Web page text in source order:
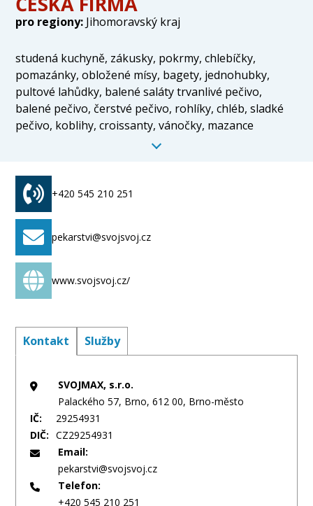
pro regiony: Jihomoravský kraj
studená kuchyně, zákusky, pokrmy, chlebíčky,
pomazánky, obložené mísy, bagety, jednohubky,
pultové lahůdky, balené saláty trvanlivé pečivo,
balené pečivo, čerstvé pečivo, rohlíky, chléb, sladké
pečivo, koblihy, croissanty, vánočky, mazance
+420 545 210 251
pekarstvi@svojsvoj.cz
www.svojsvoj.cz/
Kontakt Služby
SVOJMAX, s.r.o.
Palackého 57, Brno, 612 00, Brno-město
IČ:
29254931
DIČ:
CZ29254931
Email:
pekarstvi@svojsvoj.cz
Telefon:
+420 545 210 251